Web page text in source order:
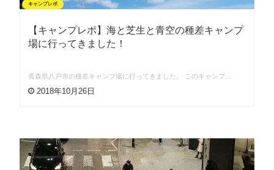
キャンプレポ
【キャンプレポ】海と芝生と青空の種差キャンプ
場に行ってきました！
青森県八戸市の種差キャンプ場に行ってきました。 このキャンプ…
2018年10月26日